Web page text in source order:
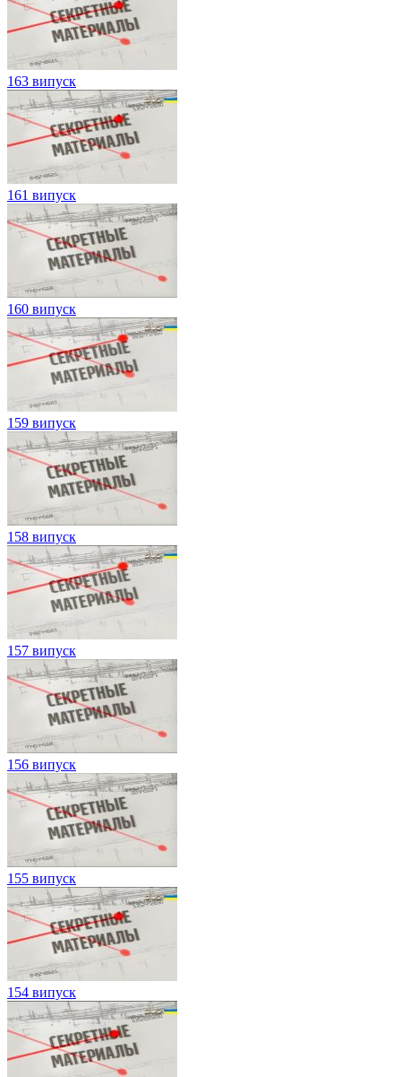
163 випуск
161 випуск
160 випуск
159 випуск
158 випуск
157 випуск
156 випуск
155 випуск
154 випуск